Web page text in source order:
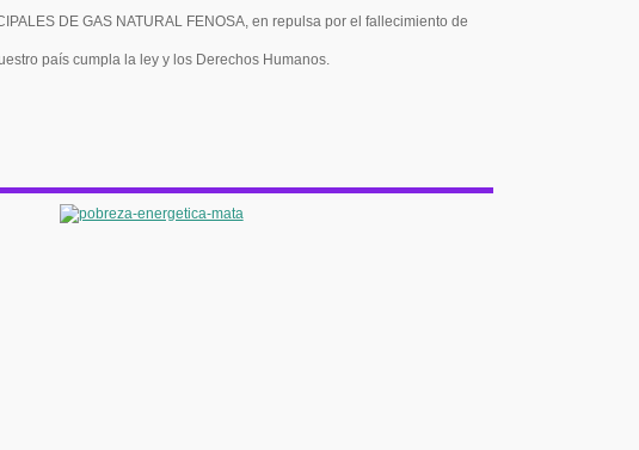
DE GAS NATURAL FENOSA, en repulsa por el fallecimiento de
país cumpla la ley y los Derechos Humanos.